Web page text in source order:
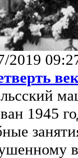
2019
1945